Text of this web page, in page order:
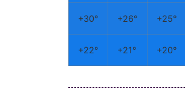
+30° +26° +25°
+22° +21° +20°